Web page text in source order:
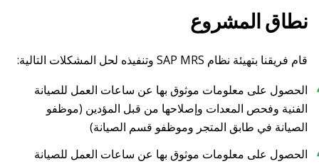
نطاق المشروع
قام فريقنا بتهيئة نظام SAP MRS وتنفيذه لحل المشكلات التالية:
الحصول على معلومات موثوق بها عن ساعات العمل للصيانة
الفنية وفحص المعدات وإصلاحها من قبل المؤدين (موظفو
الصيانة في طابق المتجر وموظفو قسم الصيانة)
الحصول على معلومات موثوق بها عن ساعات العمل للصيانة